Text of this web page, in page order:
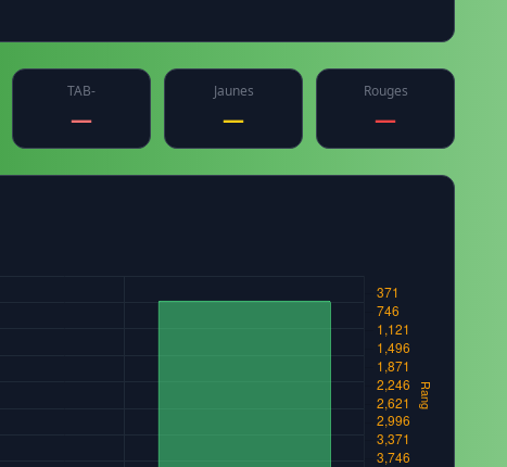
TAB-
—
Jaunes
—
Rouges
—